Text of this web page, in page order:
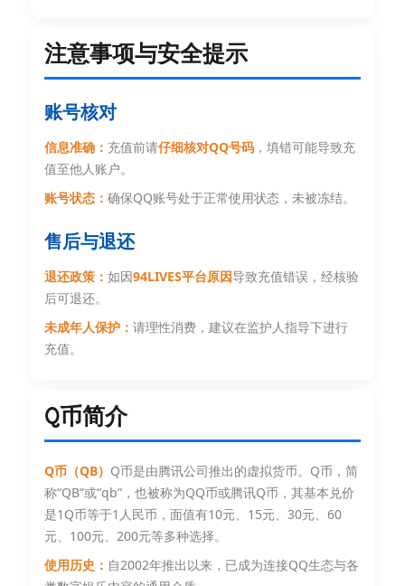
注意事项与安全提示
账号核对
信息准确： 充值前请仔细核对QQ号码 ，填错可能导致充
值至他人账户。
账号状态：确保QQ账号处于正常使用状态，未被冻结。
售后与退还
退还政策：如因94LIVES平台原因导致充值错误，经核验
后可退还。
未成年人保护：请理性消费，建议在监护人指导下进行
充值。
Q币简介
Q币（QB） Q币是由‌腾讯公司推出的虚拟货币。Q币，简
称“QB”或“qb”，也被称为QQ币或腾讯Q币，其基本兑价
是1Q币等于1人民币，面值有10元、15元、30元、60
元、100元、200元等多种选择。
使用历史： 自2002年推出以来，已成为连接QQ生态与各